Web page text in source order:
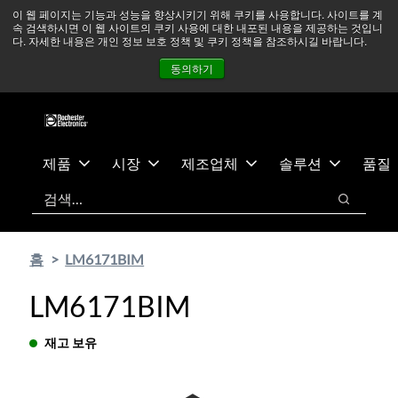
이 웹 페이지는 기능과 성능을 향상시키기 위해 쿠키를 사용합니다. 사이트를 계
속 검색하시면 이 웹 사이트의 쿠키 사용에 대한 내포된 내용을 제공하는 것입니
다. 자세한 내용은 개인 정보 보호 정책 및 쿠키 정책을 참조하시길 바랍니다.
동의하기
츠
건
중동 지역 상황을 지속적으로 주시하고 있으며, 모든 서비스는
정상적으로 운영되고 있습니다. 더 읽어보기 →
뉴스
문의하기
제품 시장 제조업체 솔루션
품질
검색
검색
홈 LM6171BIM
LM6171BIM
재고 보유